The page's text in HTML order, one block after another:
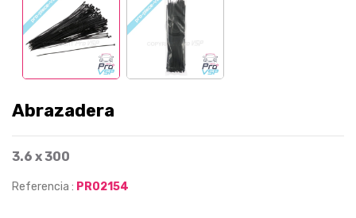
Abrazadera
3.6 x 300
Referencia : PR02154